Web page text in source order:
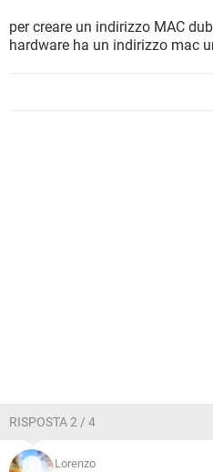
per creare un indirizzo MAC
hardware ha un indirizzo mac
RISPOSTA 2 / 4
Lorenzo